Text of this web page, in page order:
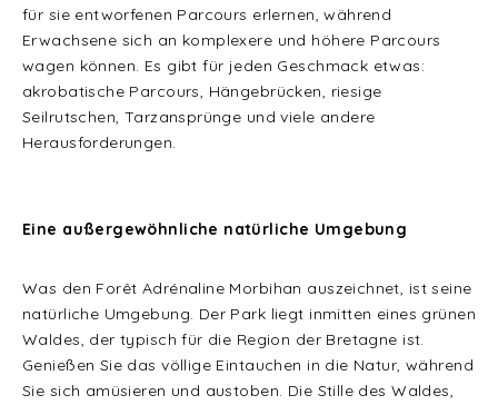
für sie entworfenen Parcours erlernen, während
Erwachsene sich an komplexere und höhere Parcours
wagen können. Es gibt für jeden Geschmack etwas:
akrobatische Parcours, Hängebrücken, riesige
Seilrutschen, Tarzansprünge und viele andere
Herausforderungen.
Eine außergewöhnliche natürliche Umgebung
Was den Forêt Adrénaline Morbihan auszeichnet, ist seine
natürliche Umgebung. Der Park liegt inmitten eines grünen
Waldes, der typisch für die Region der Bretagne ist.
Genießen Sie das völlige Eintauchen in die Natur, während
Sie sich amüsieren und austoben. Die Stille des Waldes,